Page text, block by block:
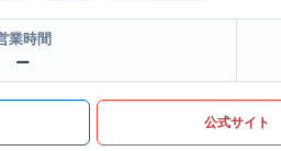
業時間
ー
公式サイト